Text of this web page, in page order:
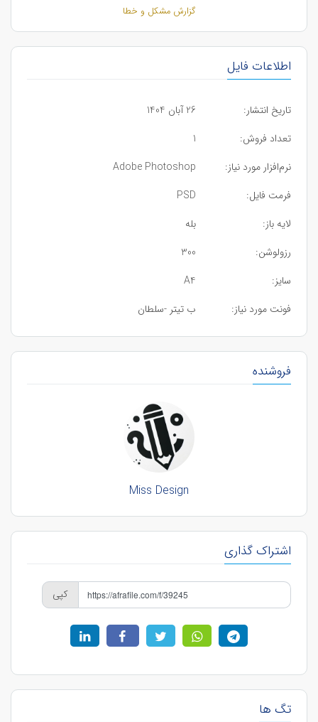
گزارش مشکل و خطا
اطلاعات فایل
تاریخ انتشار:
26 آبان 1404
تعداد فروش:
1
نرم‌افزار مورد نیاز:
Adobe Photoshop
فرمت فایل:
PSD
لایه باز:
بله
رزولوشن:
300
سایز:
A4
فونت مورد نیاز:
ب تیتر -سلطان
فروشنده
Miss Design
اشتراک گذاری
کپی
تگ ها